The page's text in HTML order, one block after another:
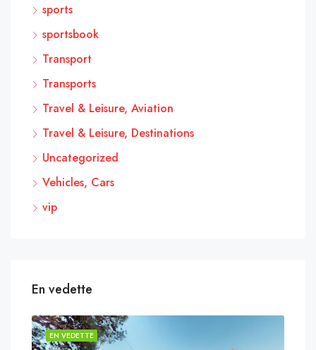
sports
sportsbook
Transport
Transports
Travel & Leisure, Aviation
Travel & Leisure, Destinations
Uncategorized
Vehicles, Cars
vip
En vedette
EN VEDETTE